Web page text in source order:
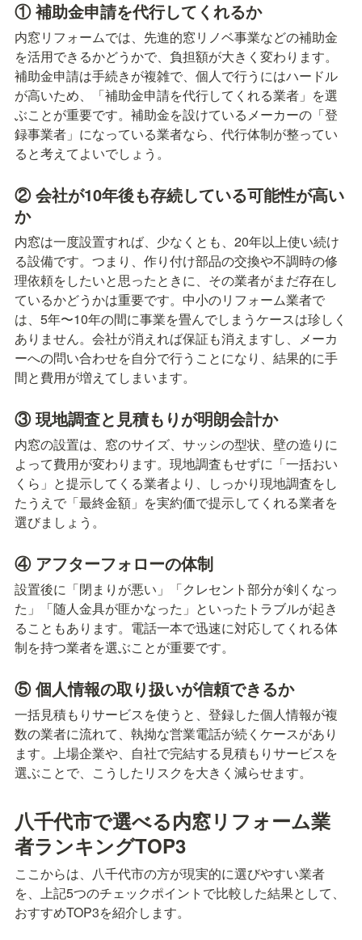
① 補助金申請を代行してくれるか
内窓リフォームでは、先進的窓リノベ事業などの補助金
を活用できるかどうかで、負担額が大きく変わります。
補助金申請は手続きが複雑で、個人で行うにはハードル
が高いため、「補助金申請を代行してくれる業者」を選
ぶことが重要です。補助金を設けているメーカーの「登
録事業者」になっている業者なら、代行体制が整ってい
ると考えてよいでしょう。
② 会社が10年後も存続している可能性が高い
か
内窓は一度設置すれば、少なくとも、20年以上使い続け
る設備です。つまり、作り付け部品の交換や不調時の修
理依頼をしたいと思ったときに、その業者がまだ存在し
ているかどうかは重要です。中小のリフォーム業者で
は、5年〜10年の間に事業を畳んでしまうケースは珍しく
ありません。会社が消えれば保証も消えますし、メーカ
ーへの問い合わせを自分で行うことになり、結果的に手
間と費用が増えてしまいます。
③ 現地調査と見積もりが明朗会計か
内窓の設置は、窓のサイズ、サッシの型状、壁の造りに
よって費用が変わります。現地調査もせずに「一括おい
くら」と提示してくる業者より、しっかり現地調査をし
たうえで「最終金額」を実約価で提示してくれる業者を
選びましょう。
④ アフターフォローの体制
設置後に「閉まりが悪い」「クレセント部分が剣くなっ
た」「随人金具が匪かなった」といったトラブルが起き
ることもあります。電話一本で迅速に対応してくれる体
制を持つ業者を選ぶことが重要です。
⑤ 個人情報の取り扱いが信頼できるか
一括見積もりサービスを使うと、登録した個人情報が複
数の業者に流れて、執拗な営業電話が続くケースがあり
ます。上場企業や、自社で完結する見積もりサービスを
選ぶことで、こうしたリスクを大きく減らせます。
八千代市で選べる内窓リフォーム業
者ランキングTOP3
ここからは、八千代市の方が現実的に選びやすい業者
を、上記5つのチェックポイントで比較した結果として、
おすすめTOP3を紹介します。